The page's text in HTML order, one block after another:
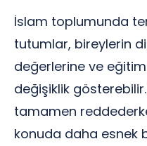
İslam toplumunda
tutumlar, bireylerin
değerlerine ve
değişiklik
tamamen
konuda daha esnek